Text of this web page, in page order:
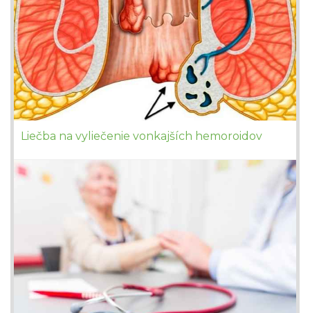
Liečba na vyliečenie vonkajších hemoroidov